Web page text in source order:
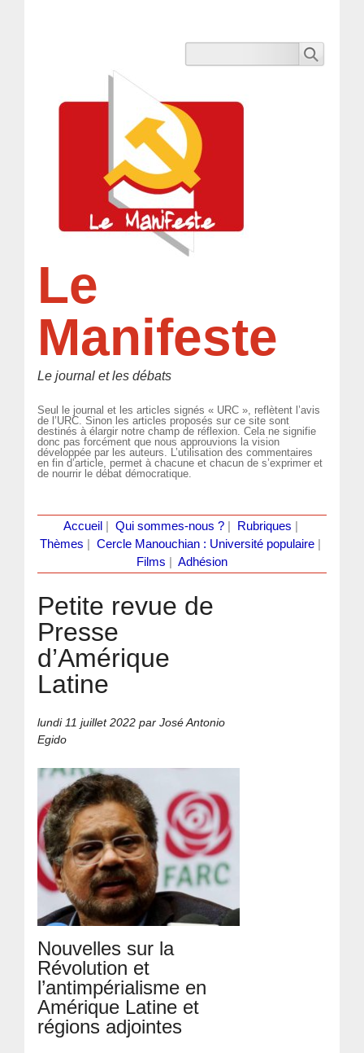
Le
Manifeste
Le journal et les débats
Seul le journal et les articles signés « URC », reflètent l’avis
de l’URC. Sinon les articles proposés sur ce site sont
destinés à élargir notre champ de réflexion. Cela ne signifie
donc pas forcément que nous approuvions la vision
développée par les auteurs. L’utilisation des commentaires
en fin d’article, permet à chacune et chacun de s’exprimer et
de nourrir le débat démocratique.
Accueil Qui sommes-nous ?| Rubriques
Thèmes
Cercle Manouchian : Université populaire
Films
Adhésion
Petite revue de
Presse
d’Amérique
Latine
lundi 11 juillet 2022 par José Antonio
Egido
Nouvelles sur la
Révolution et
l’antimpérialisme en
Amérique Latine et
régions adjointes